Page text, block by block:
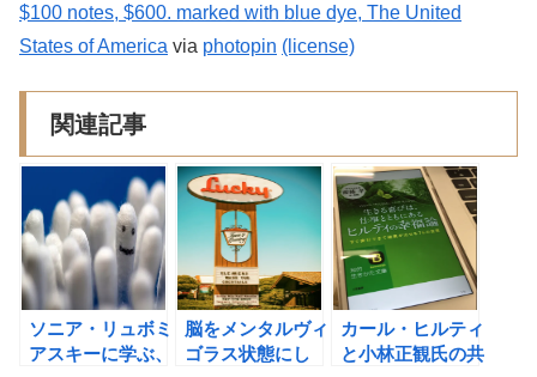
$100 notes, $600. marked with blue dye, The United
States of America via photopin (license)
関連記事
ソニア・リュボミ
アスキーに学ぶ、
脳をメンタルヴィ
ゴラス状態にし
カール・ヒルティ
と小林正観氏の共